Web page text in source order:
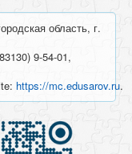
область, г.
9-54-01,
https://mc.edusarov.ru.